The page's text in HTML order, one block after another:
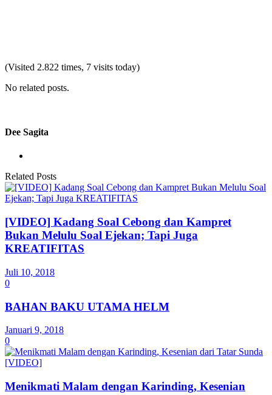
(Visited 2.822 times, 7 visits today)
No related posts.
Dee Sagita
Related Posts
[VIDEO] Kadang Soal Cebong dan Kampret
Bukan Melulu Soal Ejekan; Tapi Juga
KREATIFITAS
Juli 10, 2018
0
BAHAN BAKU UTAMA HELM
Januari 9, 2018
0
Menikmati Malam dengan Karinding, Kesenian